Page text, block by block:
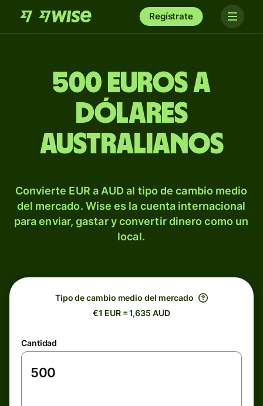
Regístrate
500 euros a
dólares
australianos
Convierte EUR a AUD al tipo de cambio medio
del mercado. Wise es la cuenta internacional
para enviar, gastar y convertir dinero como un
local.
Tipo de cambio medio del mercado
€1 EUR = 1,635 AUD
Cantidad